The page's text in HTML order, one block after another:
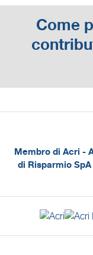
Come
Membro di Acri -
di Risparmio